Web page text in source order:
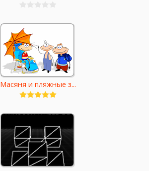
Масяня и пляжные з...